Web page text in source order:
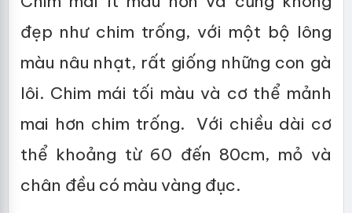
đẹp như chim trống, với một bộ lông
màu nâu nhạt, rất giống những con gà
lôi. Chim mái tối màu và cơ thể mảnh
mai hơn chim trống. Với chiều dài cơ
thể khoảng từ 60 đến 80cm, mỏ và
chân đều có màu vàng đục.